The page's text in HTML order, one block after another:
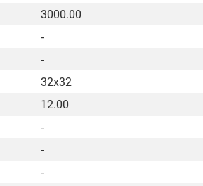
3000.00
-
-
32х32
12.00
-
-
-